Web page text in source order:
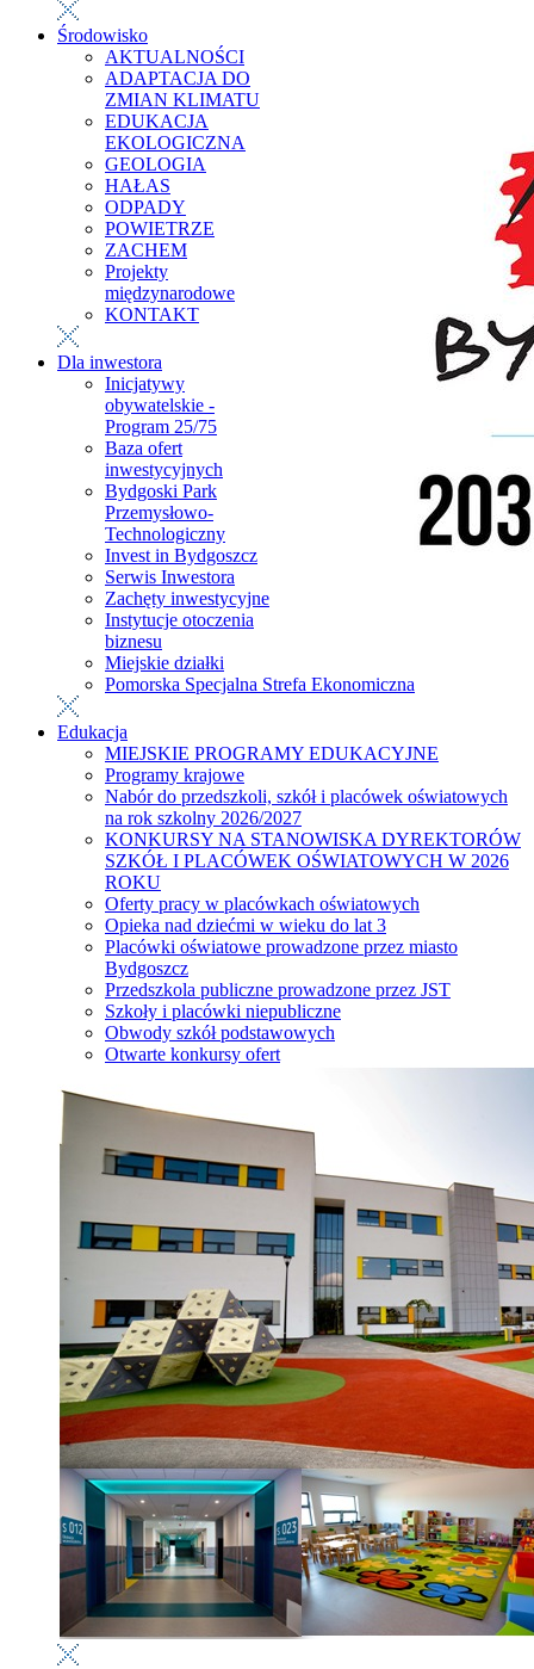
Środowisko
AKTUALNOŚCI
ADAPTACJA DO
ZMIAN KLIMATU
EDUKACJA
EKOLOGICZNA
GEOLOGIA
HAŁAS
ODPADY
POWIETRZE
ZACHEM
Projekty
międzynarodowe
KONTAKT
Dla inwestora
Inicjatywy
obywatelskie -
Program 25/75
Baza ofert
inwestycyjnych
Bydgoski Park
Przemysłowo-
Technologiczny
Invest in Bydgoszcz
Serwis Inwestora
Zachęty inwestycyjne
Instytucje otoczenia
biznesu
Miejskie działki
Pomorska Specjalna Strefa Ekonomiczna
Edukacja
MIEJSKIE PROGRAMY EDUKACYJNE
Programy krajowe
Nabór do przedszkoli, szkół i placówek oświatowych
na rok szkolny 2026/2027
KONKURSY NA STANOWISKA DYREKTORÓW
SZKÓŁ I PLACÓWEK OŚWIATOWYCH W 2026
ROKU
Oferty pracy w placówkach oświatowych
Opieka nad dziećmi w wieku do lat 3
Placówki oświatowe prowadzone przez miasto
Bydgoszcz
Przedszkola publiczne prowadzone przez JST
Szkoły i placówki niepubliczne
Obwody szkół podstawowych
Otwarte konkursy ofert